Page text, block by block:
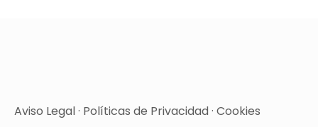
Aviso Legal· Políticas de Privacidad· Cookies